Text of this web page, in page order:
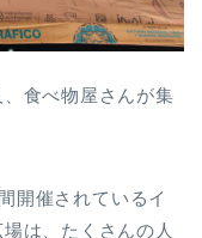
食べ物屋さんが集
開催されているイ
は、たくさんの人